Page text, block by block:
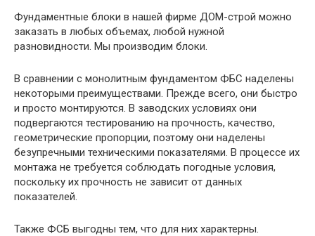
Фундаментные блоки в нашей фирме ДОМ-строй можно
заказать в любых объемах, любой нужной
разновидности. Мы производим блоки.
В сравнении с монолитным фундаментом ФБС наделены
некоторыми преимуществами. Прежде всего, они быстро
и просто монтируются. В заводских условиях они
подвергаются тестированию на прочность, качество,
геометрические пропорции, поэтому они наделены
безупречными техническими показателями. В процессе их
монтажа не требуется соблюдать погодные условия,
поскольку их прочность не зависит от данных
показателей.
Также ФСБ выгодны тем, что для них характерны.